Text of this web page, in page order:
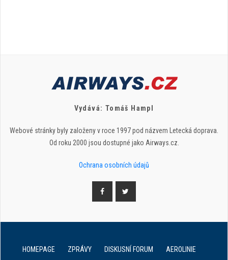
Vydává: Tomáš Hampl
Webové stránky byly založeny v roce 1997 pod názvem Letecká doprava.
Od roku 2000 jsou dostupné jako Airways.cz.
Ochrana osobních údajů
HOMEPAGE ZPRÁVY DISKUSNÍ FORUM AEROLINIE